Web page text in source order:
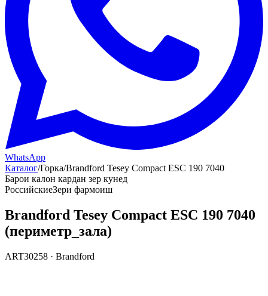
WhatsApp
Каталог/Горка/Brandford Tesey Compact ESC 190 7040
Барои калон кардан зер кунед
РоссийскиеЗери фармоиш
Brandford Tesey Compact ESC 190 7040
(периметр_зала)
ART30258 · Brandford